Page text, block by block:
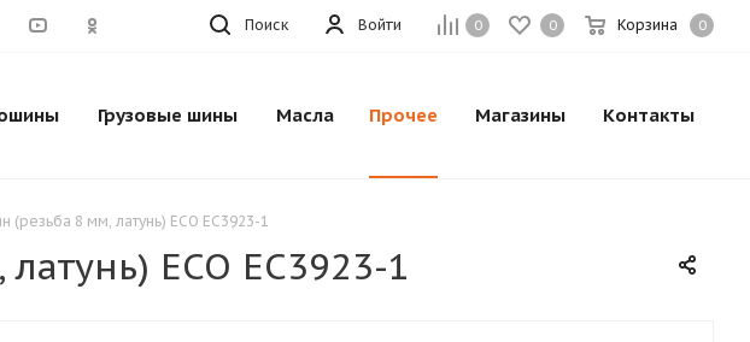
0 0 Корзина 0
Войти
Поиск
Грузовые шины Масла Прочее Магазины Контакты
(резьба 8 мм, латунь) ECO EC3923-1
ECO EC3923-1